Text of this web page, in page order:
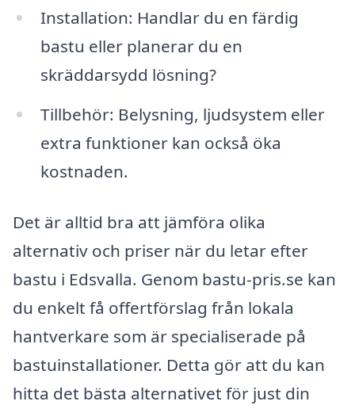
Installation: Handlar du en färdig
bastu eller planerar du en
skräddarsydd lösning?
Tillbehör: Belysning, ljudsystem eller
extra funktioner kan också öka
kostnaden.
Det är alltid bra att jämföra olika
alternativ och priser när du letar efter
bastu i Edsvalla. Genom bastu-pris.se kan
du enkelt få offertförslag från lokala
hantverkare som är specialiserade på
bastuinstallationer. Detta gör att du kan
hitta det bästa alternativet för just din